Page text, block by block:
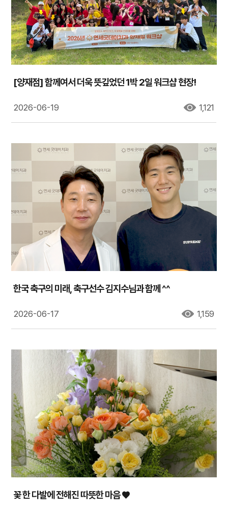
[양재점] 함께여서 더욱 뜻깊었던 1박 2일 워크샵 현장!
2026-06-19 1,121
한국 축구의 미래, 축구선수 김지수님과 함께 ^^
2026-06-17 1,159
꽃 한 다발에 전해진 따뜻한 마음 ♥